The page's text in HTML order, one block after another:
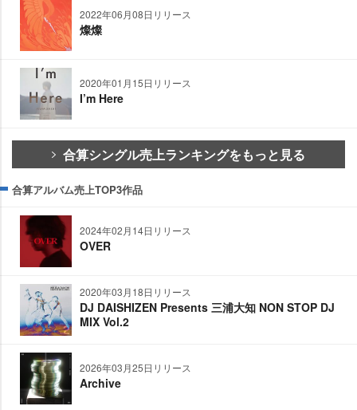
2022年06月08日リリース
燦燦
2020年01月15日リリース
I’m Here
合算シングル売上ランキングをもっと見る
合算アルバム売上TOP3作品
2024年02月14日リリース
OVER
2020年03月18日リリース
DJ DAISHIZEN Presents 三浦大知 NON STOP DJ
MIX Vol.2
2026年03月25日リリース
Archive